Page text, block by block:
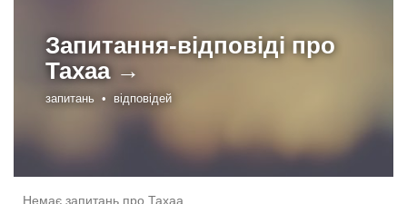
Запитання-відповіді про
Тахаа →
запитань • відповідей
Немає запитань про Тахаа